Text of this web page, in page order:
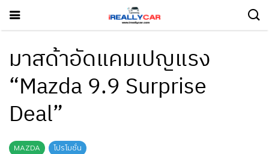
มาสด้าอัดแคมเปญแรง
“Mazda 9.9 Surprise
Deal”
MAZDA โปรโมชั่น